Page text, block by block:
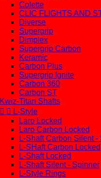
Colette
CLIC FLIGHTS AND
Diverse
Supergrip
Dimplex
Supergrip Carbon
Keramic
Carbon Plus
Supergrip Ignite
Carbon 360
Carbon ST
Kwiz-Titan Shafts
  L-Style
Laro Locked
Laro Carbon Locked
L-Shaft Carbon Silent -
L-SHaft Carbon Locked
L-Shaft Locked
L-Shaft Silent - Spinner
L-Style Rings